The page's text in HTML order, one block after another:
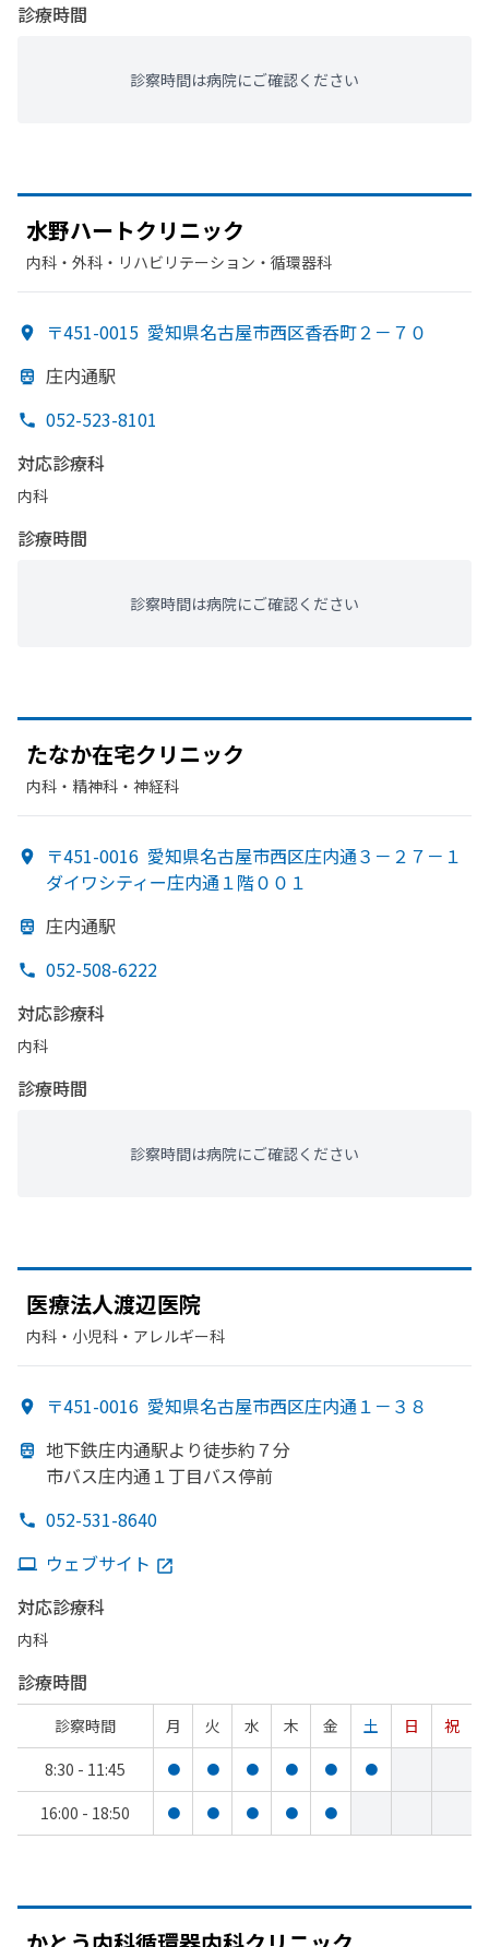
診療時間
診察時間は病院にご確認ください
水野ハートクリニック
内科・​外科・​リハビリテーション・​循環器科
〒451-0015 愛知県名古屋市西区香呑町２－７０
庄内通駅
052-523-8101
対応診療科
内科
診療時間
診察時間は病院にご確認ください
たなか在宅クリニック
内科・​精神科・神経科
〒451-0016 愛知県名古屋市西区庄内通３－２７－１
ダイワシティー庄内通１階００１
庄内通駅
052-508-6222
対応診療科
内科
診療時間
診察時間は病院にご確認ください
医療法人渡辺医院
内科・​小児科・​アレルギー科
〒451-0016 愛知県名古屋市西区庄内通１－３８
地下鉄庄内通駅より徒歩約７分
市バス庄内通１丁目バス停前
052-531-8640
ウェブサイト
対応診療科
内科
診療時間
診察時間 月 火 水 木 金 土 日
祝
8:30 - 11:45
● ● ● ● ● ●
16:00 - 18:50 ● ● ● ● ●